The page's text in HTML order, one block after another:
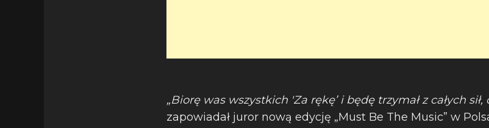
„Biorę was wszystkich 'Za rękę’ i będę trzymał z całych sił,
zapowiadał juror nową edycję „Must Be The Music” w